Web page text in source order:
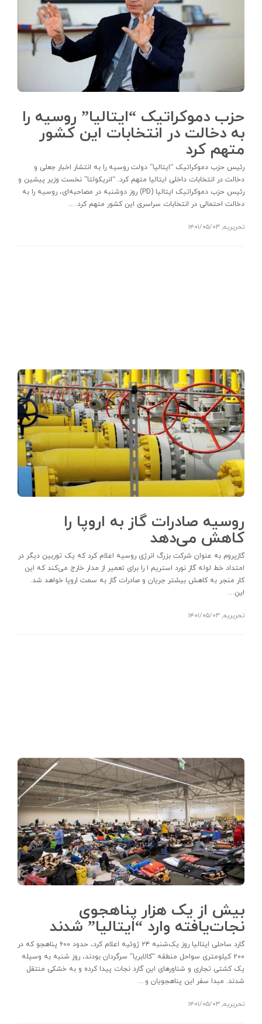
حزب دموکراتیک “ایتالیا” روسیه را
به دخالت در انتخابات این کشور
متهم کرد
رئیس حزب دموکراتیک “ایتالیا” دولت روسیه را به انتشار اخبار جعلی و
دخالت در انتخابات داخلی ایتالیا متهم کرد. “انریکولتا” نخست وزیر پیشین و
رئیس حزب دموکراتیک ایتالیا (PD) روز دوشنبه در مصاحبه‌ای، روسیه را به
دخالت احتمالی در انتخابات سراسری این کشور متهم کرد….
تحریریه, ۱۴۰۱/۰۵/۰۳
روسیه صادرات گاز به اروپا را
کاهش می‌دهد
گازپروم به عنوان شرکت بزرگ انرژی روسیه اعلام کرد که یک توربین دیگر در
امتداد خط لوله گاز نورد استریم ۱ را برای تعمیر از مدار خارج می‌کند که این
کار منجر به کاهش بیشتر جریان و صادرات گاز به سمت اروپا خواهد شد.
این…
تحریریه, ۱۴۰۱/۰۵/۰۳
بیش از یک هزار پناهجوی
نجات‌یافته وارد “ایتالیا” شدند
گارد ساحلی ایتالیا روز یک‌شنبه ۲۴ ژوئیه اعلام کرد، حدود ۶۰۰ پناهجو که در
۲۰۰ کیلومتری سواحل منطقه “کالابریا” سرگردان بودند، روز شنبه به وسیله
یک کشتی تجاری و شناورهای این گارد نجات پیدا کرده و به خشکی منتقل
شدند. مبدا سفر این پناهجویان و…
تحریریه, ۱۴۰۱/۰۵/۰۳